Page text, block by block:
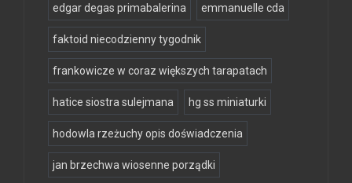
edgar degas primabalerina emmanuelle cda
faktoid niecodzienny tygodnik
frankowicze w coraz większych tarapatach
hatice siostra sulejmana hg ss miniaturki
hodowla rzeżuchy opis doświadczenia
jan brzechwa wiosenne porządki